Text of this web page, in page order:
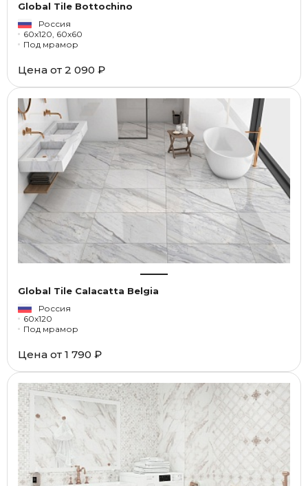
Global Tile Bottochino
Россия
60x120, 60x60
Под мрамор
Цена от 2 090 ₽
Global Tile Calacatta Belgia
Россия
60x120
Под мрамор
Цена от 1 790 ₽